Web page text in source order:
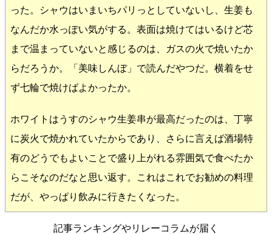
った。シャウはいまいちパリっとしていないし、生姜も
なんだか水っぽい気がする。表面は焼けてはいるけど芯
まで温まっていないと感じるのは、ガスの火で焼いたか
らだろうか。「美味しんぼ」で読んだやつだ。横着をせ
ず七輪で焼けばよかったか。
ホワイトはうすのシャウ生姜串が最高だったのは、丁寧
に炭火で焼かれていたからであり、さらに言えば酒場特
有のどうでもよいことで盛り上がれる雰囲気で食べたか
らこそなのだなと思い返す。これはこれでお勧めの料理
だが、やっぱり飲みに行きたくなった。
記事ランキングやリレーコラムが届く